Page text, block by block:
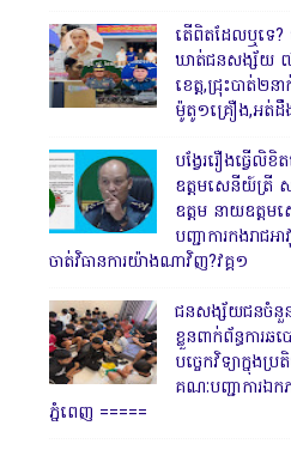
តើពិតដែលឬទេ
ឃាត់ជនសង្ស័យ
ខេត្ត,ជ្រុះបាត់២
ម៉ូតូ១គ្រឿង,អត់
បង្វែររឿងធ្វើ
ឧត្តមសេនីយ៍ត្រី
ឧត្តម នាយឧត្ត
បញ្ជាការកងរាជ
ចាត់វិធានការយ៉ាងណាវិញ?វគ្គ១
ជនសង្ស័យជនចំនួ
ខ្លួនពាក់ព័ន្ធការឆ
បច្ចេកវិទ្យាក្នុងប្
គណៈបញ្ជាការឯកភ
ភ្នំពេញ ‎=====